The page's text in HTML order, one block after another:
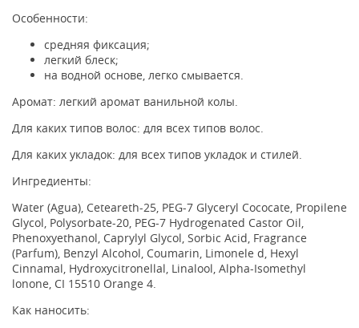
Особенности:
средняя фиксация;
легкий блеск;
на водной основе, легко смывается.
Аромат: легкий аромат ванильной колы.
Для каких типов волос: для всех типов волос.
Для каких укладок: для всех типов укладок и стилей.
Ингредиенты:
Water (Agua), Ceteareth-25, PEG-7 Glyceryl Cococate, Propilene
Glycol, Polysorbate-20, PEG-7 Hydrogenated Castor Oil,
Phenoxyethanol, Caprylyl Glycol, Sorbic Acid, Fragrance
(Parfum), Benzyl Alcohol, Coumarin, Limonele d, Hexyl
Cinnamal, Hydroxycitronellal, Linalool, Alpha-Isomethyl
lonone, CI 15510 Orange 4.
Как наносить: